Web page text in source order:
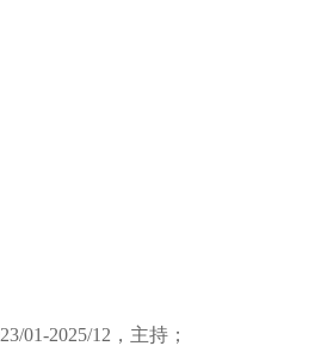
01-2025/12，主持；